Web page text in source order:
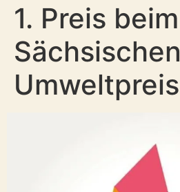
1. Preis beim
Sächsischen
Umweltpreis